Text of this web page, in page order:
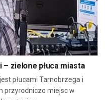
zielone płuca miasta
płucami Tarnobrzega i
przyrodniczo miejsc w